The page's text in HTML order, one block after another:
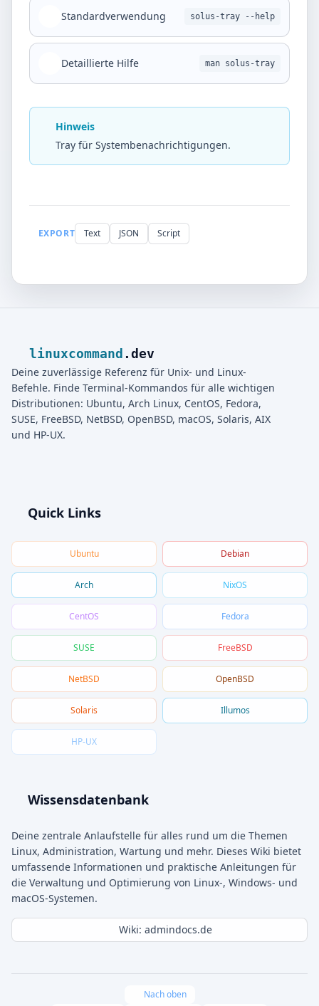
Standardverwendung solus-tray --help
Detaillierte Hilfe man solus-tray
Hinweis
Tray für Systembenachrichtigungen.
EXPORT Text JSON Script
linuxcommand .dev
Deine zuverlässige Referenz für Unix- und Linux-
Befehle. Finde Terminal-Kommandos für alle wichtigen
Distributionen: Ubuntu, Arch Linux, CentOS, Fedora,
SUSE, FreeBSD, NetBSD, OpenBSD, macOS, Solaris, AIX
und HP-UX.
Quick Links
Ubuntu Debian
Arch NixOS
CentOS Fedora
SUSE FreeBSD
NetBSD OpenBSD
Solaris Illumos
HP-UX
Wissensdatenbank
Deine zentrale Anlaufstelle für alles rund um die Themen
Linux, Administration, Wartung und mehr. Dieses Wiki bietet
umfassende Informationen und praktische Anleitungen für
die Verwaltung und Optimierung von Linux-, Windows- und
macOS-Systemen.
Wiki: admindocs.de
Nach oben